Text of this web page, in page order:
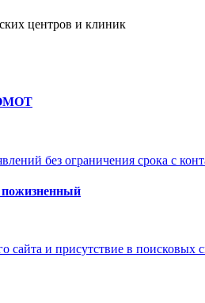
центров и клиник
без ограничения срока с
сайта и присутствие в поисковых